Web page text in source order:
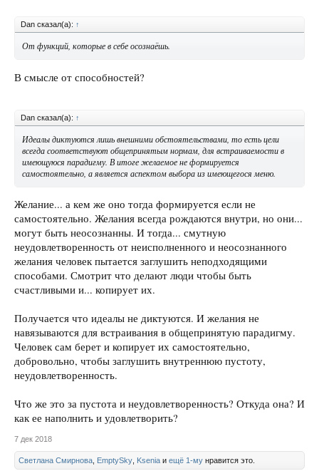
Dan сказал(а): ↑
От функций, которые в себе осознаёшь.
В смысле от способностей?
Dan сказал(а): ↑
Идеалы диктуются лишь внешними обстоятельствами, то есть цели
всегда соответствуют общепринятым нормам, для встраиваемости в
имеющуюся парадигму. В итоге желаемое не формируется
самостоятельно, а является аспектом выбора из имеющегося меню.
Желание... а кем же оно тогда формируется если не
самостоятельно. Желания всегда рождаются внутри, но они...
могут быть неосознанны. И тогда... смутную
неудовлетворенность от неисполненного и неосознанного
желания человек пытается заглушить неподходящими
способами. Смотрит что делают люди чтобы быть
счастливыми и... копирует их.
Получается что идеалы не диктуются. И желания не
навязываются для встраивания в общепринятую парадигму.
Человек сам берет и копирует их самостоятельно,
добровольно, чтобы заглушить внутреннюю пустоту,
неудовлетворенность.
Что же это за пустота и неудовлетворенность? Откуда она? И
как ее наполнить и удовлетворить?
7 дек 2018
Светлана Смирнова EmptySky Ksenia и ещё 1-му нравится это.